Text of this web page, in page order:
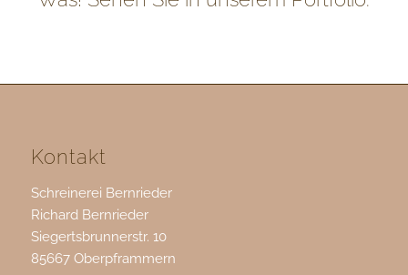
Kontakt
Schreinerei Bernrieder
Richard Bernrieder
Siegertsbrunnerstr. 10
85667 Oberpframmern